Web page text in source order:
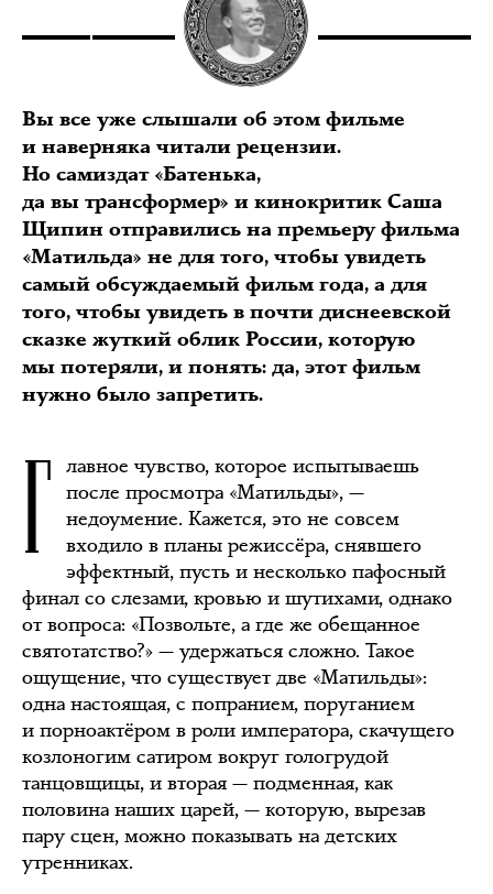
Вы все уже слышали об этом фильме
и наверняка читали рецензии.
Но самиздат «Батенька,
да вы трансформер» и кинокритик Саша
Щипин отправились на премьеру фильма
«Матильда» не для того, чтобы увидеть
самый обсуждаемый фильм года, а для
того, чтобы увидеть в почти диснеевской
сказке жуткий облик России, которую
мы потеряли, и понять: да, этот фильм
нужно было запретить.
Г лавное чувство, которое испытываешь
после просмотра «Матильды», —
недоумение. Кажется, это не совсем
входило в планы режиссёра, снявшего
эффектный, пусть и несколько пафосный
финал со слезами, кровью и шутихами, однако
от вопроса: «Позвольте, а где же обещанное
святотатство?» — удержаться сложно. Такое
ощущение, что существует две «Матильды»:
одна настоящая, с попранием, поруганием
и порноактёром в роли императора, скачущего
козлоногим сатиром вокруг гологрудой
танцовщицы, и вторая — подменная, как
половина наших царей, — которую, вырезав
пару сцен, можно показывать на детских
утренниках.